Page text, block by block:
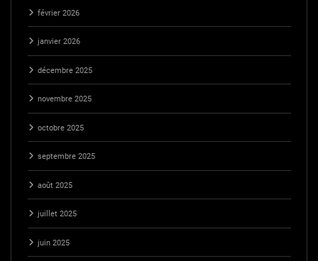
février 2026
janvier 2026
décembre 2025
novembre 2025
octobre 2025
septembre 2025
août 2025
juillet 2025
juin 2025